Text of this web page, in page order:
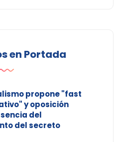
en Portada
propone "fast
y oposición
del
del secreto